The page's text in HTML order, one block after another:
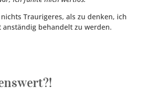
Traurigeres, als zu denken, ich
anständig behandelt zu werden.